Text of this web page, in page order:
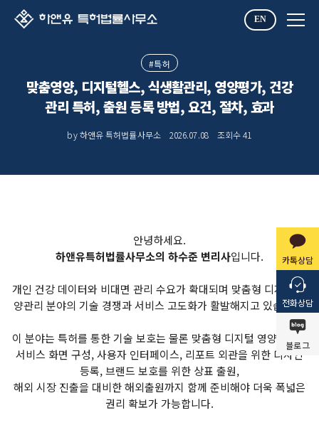
EN
카톡상담
전화상담
블로그
#특허
맞춤영양, 디지털헬스, 식생활관리, 영양평가, 건강
관리 특허, 출원 등록 방법, 요건, 절차, 효과
by 하앤유 특허법률사무소 2026.07.08 조회수41
안녕하세요.
하앤유특허법률사무소의 하수준 변리사입니다.
개인 건강 데이터와 비대면 관리 수요가 확대되며 맞춤형 디지털 영
양관리 분야의 기술 경쟁과 서비스 고도화가 활발해지고 있습니다.
이 분야는 특허를 통한 기술 보호는 물론 맞춤형 디지털 영양관리의
서비스 화면 구성, 사용자 인터페이스, 리포트 외관을 위한 디자인
등록, 브랜드 보호를 위한 상표 출원,
해외 시장 진출을 대비한 해외출원까지 함께 준비해야 더욱 폭넓은
권리 확보가 가능합니다.